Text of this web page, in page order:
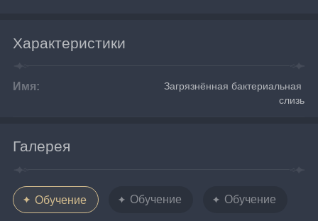
Характеристики
Имя:
Загрязнённая бактериальная
слизь
Галерея
Обучение Обучение Обучение